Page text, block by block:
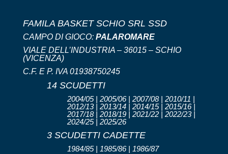
FAMILA BASKET SCHIO SRL SSD
CAMPO DI GIOCO: PALAROMARE
VIALE DELL’INDUSTRIA – 36015 – SCHIO
(VICENZA)
C.F. E P. IVA 01938750245
14 SCUDETTI
2004/05 | 2005/06 | 2007/08 | 2010/11 |
2012/13 | 2013/14 | 2014/15 | 2015/16 |
2017/18 | 2018/19 | 2021/22 | 2022/23 |
2024/25 | 2025/26
3 SCUDETTI CADETTE
1984/85 | 1985/86 | 1986/87